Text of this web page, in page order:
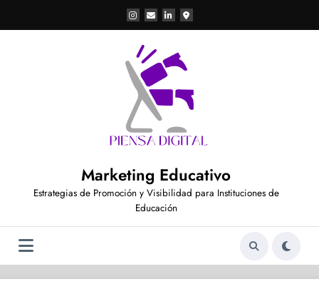
contenido
Marketing Educativo
Estrategias de Promoción y Visibilidad para Instituciones de
Educación